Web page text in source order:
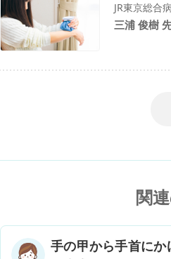
JR東京総合
三浦 俊樹
関
手の甲から手首にか